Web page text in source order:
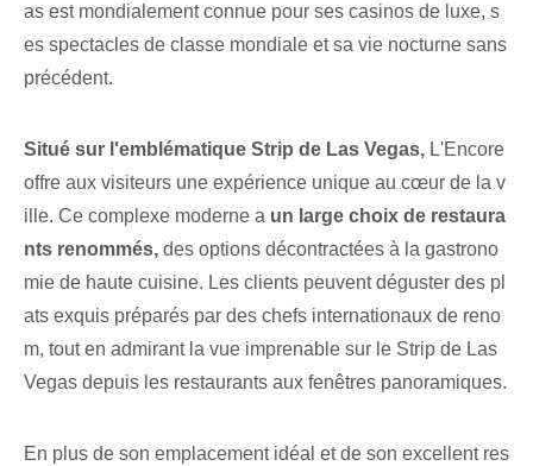
as est mondialement connue pour ses casinos de luxe, s
es spectacles de classe mondiale et sa vie nocturne sans
précédent.
Situé sur l'emblématique Strip de Las Vegas, L'Encore
offre aux visiteurs une expérience unique au cœur de la v
ille. Ce complexe moderne a un large choix de restaura
nts renommés, des options décontractées à la gastrono
mie de haute cuisine. Les clients peuvent déguster des pl
ats exquis préparés par des chefs internationaux de reno
m, tout en admirant la vue imprenable sur le Strip de Las
Vegas depuis les restaurants aux fenêtres panoramiques.
En plus de son emplacement idéal et de son excellent res